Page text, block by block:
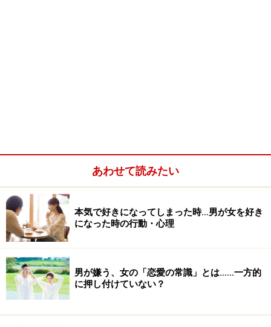
……なんて言うと「じゃあ仕事だけを無心に頑張ればいい
んだ！」と思われがちですが、ちょっと待ってくださ
い。
あわせて読みたい
本気で好きになってしまった時…男が女を好き
になった時の行動・心理
男が嫌う、女の「恋愛の常識」とは……一方的
に押し付けていない？